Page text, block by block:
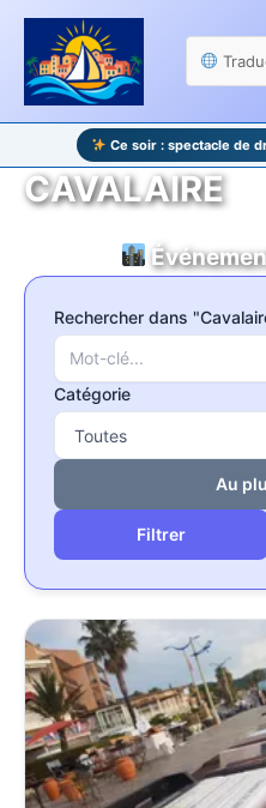
Panneau de gestion des cookies
Aller
contenu
Ce soir : spectacle de
CAVALAIRE
Rechercher dans
Catégorie
Au